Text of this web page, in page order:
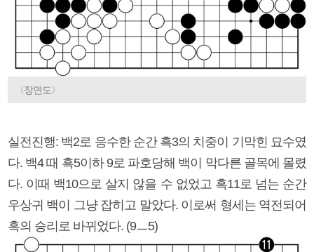
〈장면도〉
실전진행: 백2로 응수한 순간 흑3의 치중이 기막힌 묘수였
다. 백4 때 흑5이하 9로 파호당해 백이 막다른 골목에 몰렸
다. 이때 백10으로 살지 않을 수 없었고 흑11로 넘는 순간
우상귀 백이 그냥 잡히고 말았다. 이로써 형세는 역전되어
흑의 승리로 바뀌었다. (9ㅡ5)